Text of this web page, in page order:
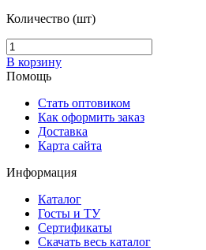
Количество (шт)
В корзину
Помощь
Стать оптовиком
Как оформить заказ
Доставка
Карта сайта
Информация
Каталог
Госты и ТУ
Сертификаты
Скачать весь каталог